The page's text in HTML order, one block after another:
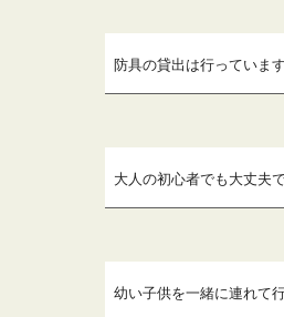
防具の貸出は行っていま
大人の初心者でも大丈夫
幼い子供を一緒に連れて